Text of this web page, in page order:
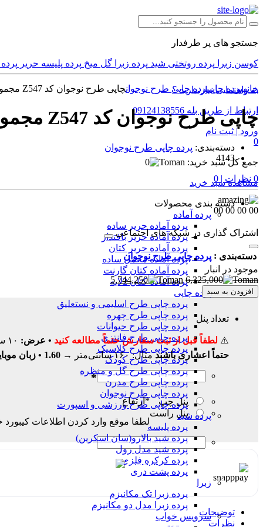
جستجو های پر طرفدار
کوسن زبرا پرده روتختی شید پرده زبرا گل میخ پرده پلیسه حریر
به راهنمایی نیاز دارید ؟
ارتباط از طریق بله 09124138556
ورود | ثبت نام
0
جمع کل سبد خرید: 0
مشاهده سبد خرید
دسته بندی محصولات
پرده‌ آماده
پرده آماده حریر ساده
پرده آماده حریر بافتدار
پرده آماده حریر کتان
پرده آماده مخمل ساده
پرده آماده کتان گارنت
پرده آماده کتان 2لایه
پرده چاپی
پرده چاپی طرح اسلیمی و نستعلیق
پرده چاپی طرح چهره
پرده چاپی طرح حیوانات
پرده چاپی طرح فانتزی
پرده چاپی طرح کلاسیک
پرده چاپی طرح کودک
پرده چاپی طرح گل و منظره
پرده چاپی طرح مدرن
پرده چاپی طرح نوجوان
پرده چاپی طرح ورزشی و اسپورت
پرده شید
پرده پلیسه
پرده شید بالارو(سان اسکرین)
پرده شید مدل رول
پرده کرکره فلزی
پرده پشت دری
زبرا
پرده زبرا تک مکانیزم
پرده زبرا مدل دو مکانیزم
سرویس خواب
خانهپرده چاپیپرده چاپی طرح نوجوانچاپی طرح نوجوان کد Z547 مجموعه 2عددی
چاپی طرح نوجوان کد Z547 مجموعه 2عددی
دسته‌بندی: پرده چاپی طرح نوجوان
4143
0 نظرات | 0
00
00
00
00
اشتراک گذاری در شبکه های اجتماعی
دسته‌بندی : پرده چاپی طرح نوجوان
موجود در انبار
6,325,000
5,744,250
افزودن به سبد
تعداد پنل
⚠️ لطفاً قبل از ثبت سفارش حتماً مطالعه کنید • عرض:
حتماً اعشاری باشندمثال: ۱۶۰ سانتی‌متر → 1.60 • زبان
*
پنل چپ
پنل راست
*ارتفاع
لطفا موقع وارد کردن اطلاعات
هر قسط با اسنپ‌پی:
۴ قسط ماهانه. بدون سود، چک و ضامن.
توضیحات
نظرات